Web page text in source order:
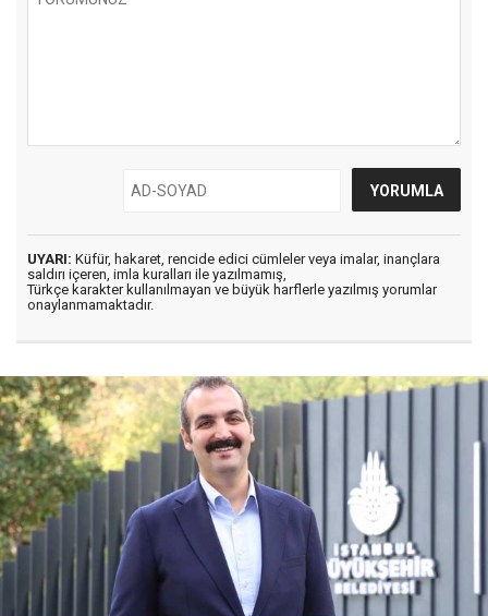
UYARI: Küfür, hakaret, rencide edici cümleler veya imalar, inançlara
saldırı içeren, imla kuralları ile yazılmamış,
Türkçe karakter kullanılmayan ve büyük harflerle yazılmış yorumlar
onaylanmamaktadır.